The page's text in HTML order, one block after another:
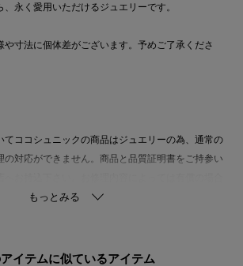
永く愛用いただけるジュエリーです。
寸法に個体差がございます。予めご了承くださ
てココシュニックの商品はジュエリーの為、通常の
の対応ができません。商品と品質証明書をご持参い
ございます。ショップリスト・連絡先はお取り扱い
イテムに似ているアイテム